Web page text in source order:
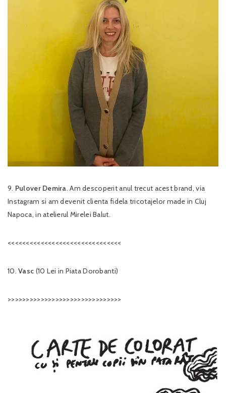
9. Pulover Demira. Am descoperit anul trecut acest brand, via
Instagram si am devenit clienta fidela tricotajelor made in Cluj
Napoca, in atelierul Mirelei Balut.
<<<<<<<<<<<<<<<<<<<<<<<<<<<<<<<
10. Vasc (10 Lei in Piata Dorobanti)
>>>>>>>>>>>>>>>>>>>>>>>>>>>>>>>